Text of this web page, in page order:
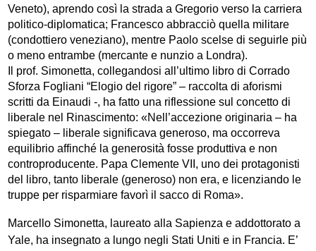
Veneto), aprendo così la strada a Gregorio verso la carriera
politico-diplomatica; Francesco abbracciò quella militare
(condottiero veneziano), mentre Paolo scelse di seguirle più
o meno entrambe (mercante e nunzio a Londra).
Il prof. Simonetta, collegandosi all’ultimo libro di Corrado
Sforza Fogliani “Elogio del rigore” – raccolta di aforismi
scritti da Einaudi -, ha fatto una riflessione sul concetto di
liberale nel Rinascimento: «Nell’accezione originaria – ha
spiegato – liberale significava generoso, ma occorreva
equilibrio affinché la generosità fosse produttiva e non
controproducente. Papa Clemente VII, uno dei protagonisti
del libro, tanto liberale (generoso) non era, e licenziando le
truppe per risparmiare favorì il sacco di Roma».
Marcello Simonetta, laureato alla Sapienza e addottorato a
Yale, ha insegnato a lungo negli Stati Uniti e in Francia. E’